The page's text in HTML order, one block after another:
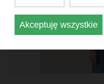
Akceptuję wszystkie